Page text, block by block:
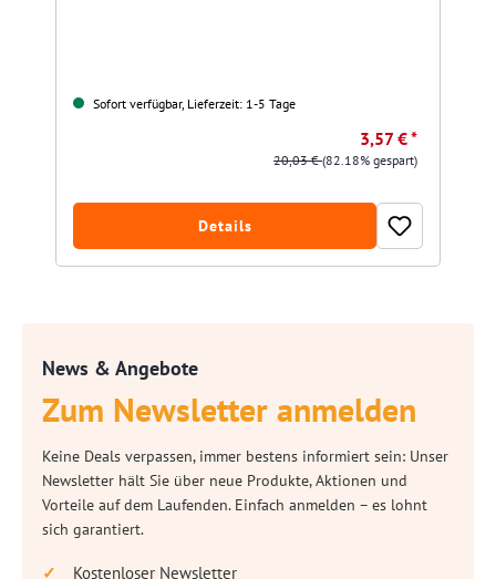
Sofort verfügbar, Lieferzeit: 1-5 Tage
3,57 € *
20,03 €(82.18% gespart)
Details
News & Angebote
Zum Newsletter anmelden
Keine Deals verpassen, immer bestens informiert sein: Unser
Newsletter hält Sie über neue Produkte, Aktionen und
Vorteile auf dem Laufenden. Einfach anmelden – es lohnt
sich garantiert.
Kostenloser Newsletter